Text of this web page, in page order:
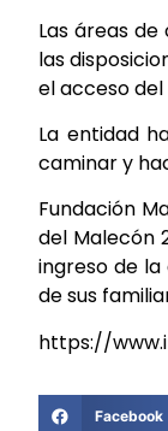
Las áreas
las
el acceso del
La entidad
caminar y
Fundación
del Malecón
ingreso de
de sus
https://
COMPARTIR
Facebook